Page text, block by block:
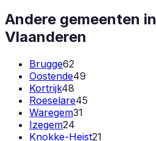
Andere gemeenten in
Vlaanderen
Brugge62
Oostende49
Kortrijk48
Roeselare45
Waregem31
Izegem24
Knokke-Heist21